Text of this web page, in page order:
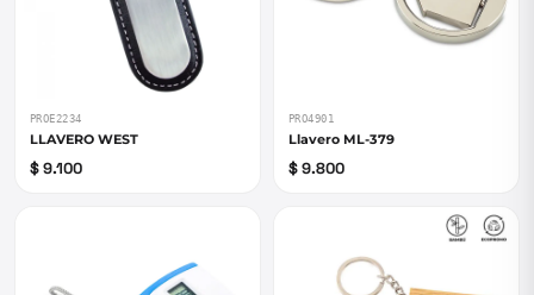
PROE2234
LLAVERO WEST
$ 9.100
PRO4901
Llavero ML-379
$ 9.800